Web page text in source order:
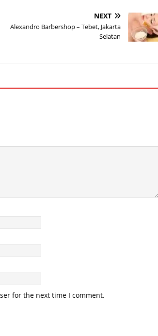
NEXT
Alexandro Barbershop – Tebet, Jakarta
Selatan
for the next time I comment.